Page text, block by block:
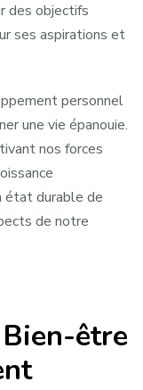
des objectifs
ses aspirations et
personnel
une vie épanouie.
nos forces
état durable de
de notre
être